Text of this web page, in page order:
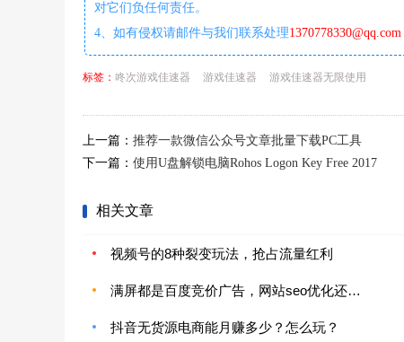
对它们负任何责任。
4、如有侵权请邮件与我们联系处理1370778330@qq.com
标签： 咚次游戏佳速器 游戏佳速器 游戏佳速器无限使用
上一篇： 推荐一款微信公众号文章批量下载PC工具
下一篇： 使用U盘解锁电脑Rohos Logon Key Free 2017
相关文章
视频号的8种裂变玩法，抢占流量红利
满屏都是百度竞价广告，网站seo优化还能做吗？
抖音无货源电商能月赚多少？怎么玩？